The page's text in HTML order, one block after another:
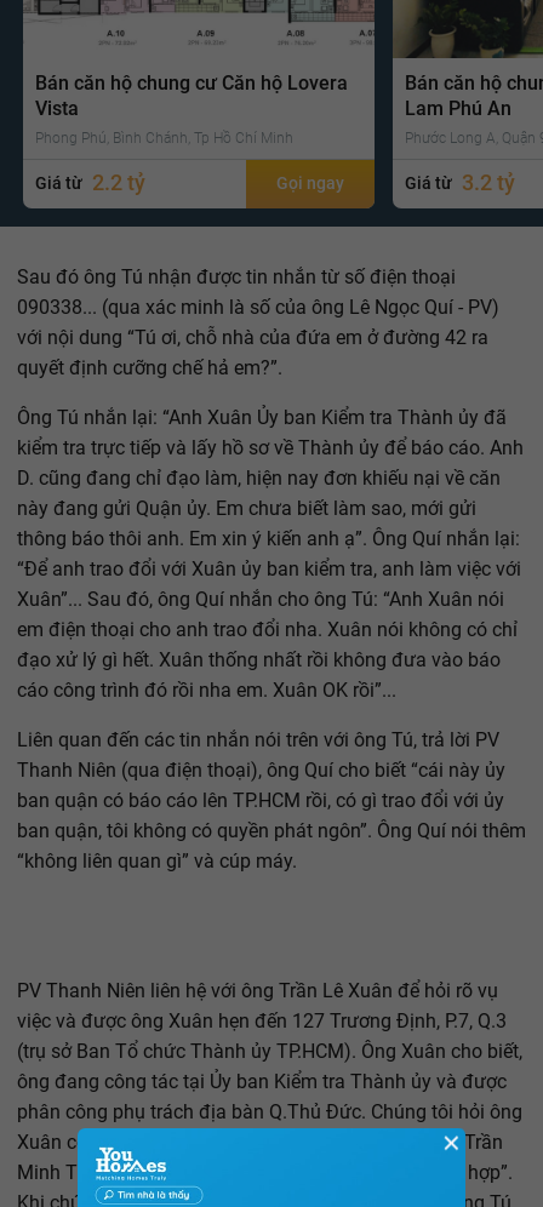
Bán căn hộ chung cư Căn hộ Lovera
Vista
Phong Phú, Bình Chánh, Tp Hồ Chí Minh
Giá từ 2.2 tỷ Gọi ngay
Bán căn hộ
Lam Phú An
Phước Long A, Quận
Giá từ 3.2 tỷ
Sau đó ông Tú nhận được tin nhắn từ số điện thoại
090338... (qua xác minh là số của ông Lê Ngọc Quí - PV)
với nội dung “Tú ơi, chỗ nhà của đứa em ở đường 42 ra
quyết định cưỡng chế hả em?”.
Ông Tú nhắn lại: “Anh Xuân Ủy ban Kiểm tra Thành ủy đã
kiểm tra trực tiếp và lấy hồ sơ về Thành ủy để báo cáo. Anh
D. cũng đang chỉ đạo làm, hiện nay đơn khiếu nại về căn
này đang gửi Quận ủy. Em chưa biết làm sao, mới gửi
thông báo thôi anh. Em xin ý kiến anh ạ”. Ông Quí nhắn lại:
“Để anh trao đổi với Xuân ủy ban kiểm tra, anh làm việc với
Xuân”... Sau đó, ông Quí nhắn cho ông Tú: “Anh Xuân nói
em điện thoại cho anh trao đổi nha. Xuân nói không có chỉ
đạo xử lý gì hết. Xuân thống nhất rồi không đưa vào báo
cáo công trình đó rồi nha em. Xuân OK rồi”...
Liên quan đến các tin nhắn nói trên với ông Tú, trả lời PV
Thanh Niên (qua điện thoại), ông Quí cho biết “cái này ủy
ban quận có báo cáo lên TP.HCM rồi, có gì trao đổi với ủy
ban quận, tôi không có quyền phát ngôn”. Ông Quí nói thêm
“không liên quan gì” và cúp máy.
PV Thanh Niên liên hệ với ông Trần Lê Xuân để hỏi rõ vụ
việc và được ông Xuân hẹn đến 127 Trương Định, P.7, Q.3
(trụ sở Ban Tổ chức Thành ủy TP.HCM). Ông Xuân cho biết,
ông đang công tác tại Ủy ban Kiểm tra Thành ủy và được
phân công phụ trách địa bàn Q.Thủ Đức. Chúng tôi hỏi ông
Xuân có mối quan hệ gì với ông Lê Ngọc Quí và ông Trần
Minh Tú. Ông Xuân nói “quen biết qua công tác phối hợp”.
Khi chúng tôi hỏi, những cuộc điện thoại gặp riêng ông Tú
✕